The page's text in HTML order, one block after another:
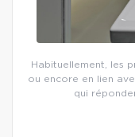
Habituellement, les
ou encore en lien
qui